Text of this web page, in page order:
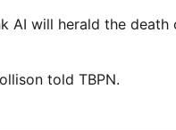
AI will herald the
told TBPN.